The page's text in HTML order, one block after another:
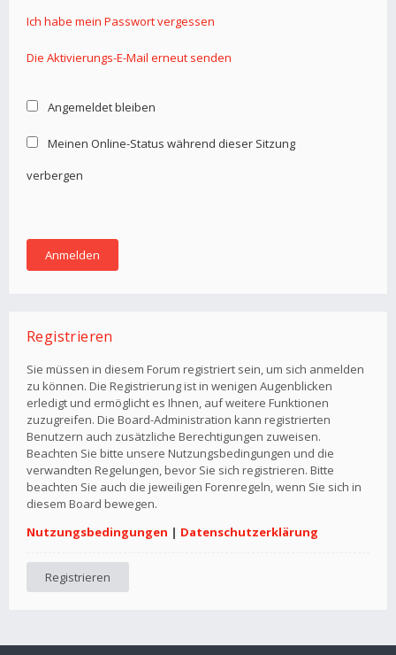
Ich habe mein Passwort vergessen
Die Aktivierungs-E-Mail erneut senden
Angemeldet bleiben
Meinen Online-Status während dieser Sitzung
verbergen
Registrieren
Sie müssen in diesem Forum registriert sein, um sich anmelden
zu können. Die Registrierung ist in wenigen Augenblicken
erledigt und ermöglicht es Ihnen, auf weitere Funktionen
zuzugreifen. Die Board-Administration kann registrierten
Benutzern auch zusätzliche Berechtigungen zuweisen.
Beachten Sie bitte unsere Nutzungsbedingungen und die
verwandten Regelungen, bevor Sie sich registrieren. Bitte
beachten Sie auch die jeweiligen Forenregeln, wenn Sie sich in
diesem Board bewegen.
Nutzungsbedingungen | Datenschutzerklärung
Registrieren